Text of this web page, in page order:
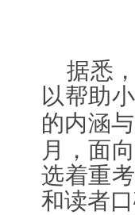
据悉
以帮助
的内涵
月，面向
选着重
和读者